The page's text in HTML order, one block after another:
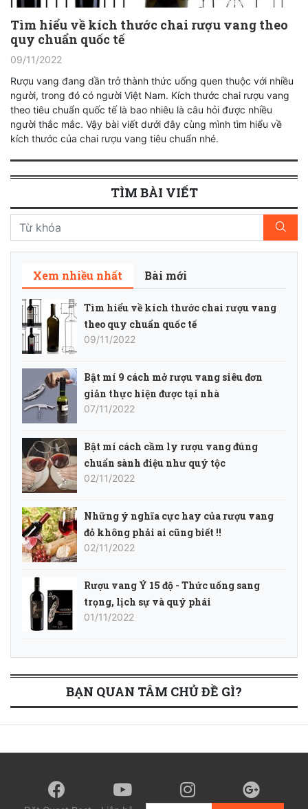
Tìm hiểu về kích thước chai rượu vang theo
quy chuẩn quốc tế
09/11/2022
Rượu vang đang dần trở thành thức uống quen thuộc với nhiều
người, trong đó có người Việt Nam. Kích thước chai rượu vang
theo tiêu chuẩn quốc tế là bao nhiêu là câu hỏi được nhiều
người thắc mắc. Vậy bài viết dưới đây cùng mình tìm hiểu về
kích thước của chai rượu vang tiêu chuẩn nhé.
TÌM BÀI VIẾT
Xem nhiều nhất Bài mới
Tìm hiểu về kích thước chai rượu vang
theo quy chuẩn quốc tế
09/11/2022
Bật mí 9 cách mở rượu vang siêu đơn
giản thực hiện được tại nhà
07/11/2022
Bật mí cách cầm ly rượu vang đúng
chuẩn sành điệu như quý tộc
02/11/2022
Những ý nghĩa cực hay của rượu vang
đỏ không phải ai cũng biết !!
02/11/2022
Rượu vang Ý 15 độ - Thức uống sang
trọng, lịch sự và quý phái
01/11/2022
BẠN QUAN TÂM CHỦ ĐỀ GÌ?